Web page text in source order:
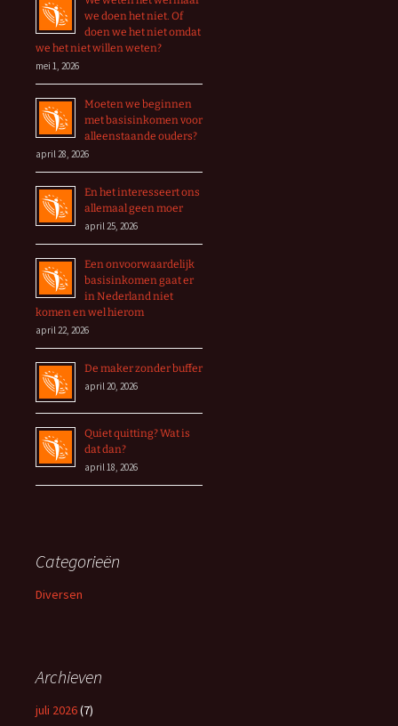
we doen het niet. Of
doen we het niet omdat
we het niet willen weten?
mei 1, 2026
Moeten we beginnen
met basisinkomen voor
alleenstaande ouders?
april 28, 2026
En het interesseert ons
allemaal geen moer
april 25, 2026
Een onvoorwaardelijk
basisinkomen gaat er
in Nederland niet
komen en wel hierom
april 22, 2026
De maker zonder buffer
april 20, 2026
Quiet quitting? Wat is
dat dan?
april 18, 2026
Categorieën
Diversen
Archieven
juli 2026(7)